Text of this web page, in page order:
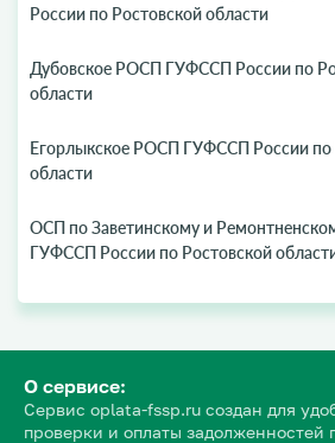
России по Ростовской области
Дубовское РОСП ГУФССП России по
области
Егорлыкское РОСП ГУФССП России по
области
ОСП по Заветинскому и
ГУФССП России по Ростовской
О сервисе:
Сервис oplata-fssp.ru создан для
проверки и оплаты задолженностей